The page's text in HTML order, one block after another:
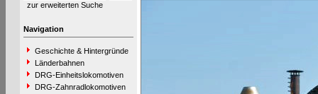
zur erweiterten Suche
Navigation
Geschichte & Hintergründe
Länderbahnen
DRG-Einheitslokomotiven
DRG-Zahnradlokomotiven